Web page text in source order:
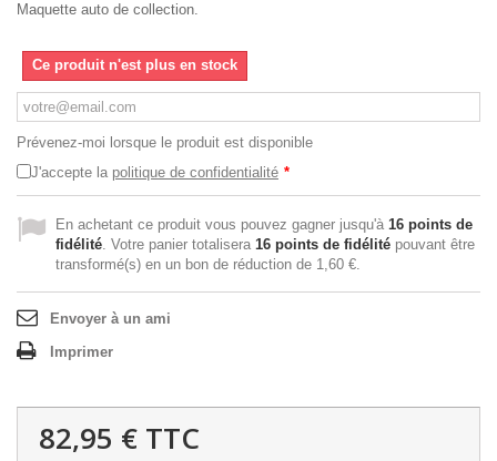
Maquette auto de collection.
Ce produit n'est plus en stock
Prévenez-moi lorsque le produit est disponible
J'accepte la politique de confidentialité *
En achetant ce produit vous pouvez gagner jusqu'à 16 points de
fidélité. Votre panier totalisera 16 points de fidélité pouvant être
transformé(s) en un bon de réduction de 1,60 €.
Envoyer à un ami
Imprimer
82,95 € TTC